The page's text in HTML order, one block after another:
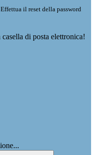
il reset della password
di posta elettronica!